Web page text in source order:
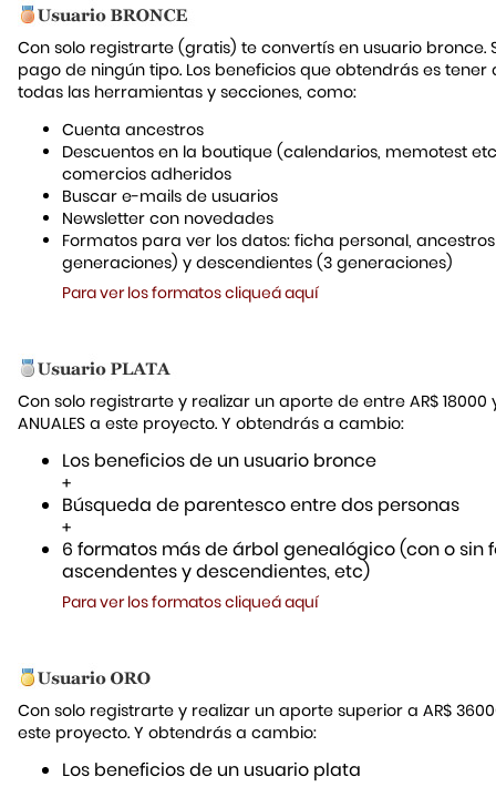
Con solo registrarte (gratis) te convertís en usuario bronce.
pago de ningún tipo. Los beneficios que obtendrás es tener
todas las herramientas y secciones, como:
Cuenta ancestros
Descuentos en la boutique (calendarios, memotest
comercios adheridos
Buscar e-mails de usuarios
Newsletter con novedades
Formatos para ver los datos: ficha personal,
generaciones) y descendientes (3 generaciones)
Para ver los formatos cliqueá aquí
Con solo registrarte y realizar un aporte de entre AR$ 18000
ANUALES a este proyecto. Y obtendrás a cambio:
Los beneficios de un usuario bronce
+
Búsqueda de parentesco entre dos personas
+
6 formatos más de árbol genealógico (con o sin
ascendentes y descendientes, etc)
Para ver los formatos cliqueá aquí
Con solo registrarte y realizar un aporte superior a AR$
este proyecto. Y obtendrás a cambio:
Los beneficios de un usuario plata